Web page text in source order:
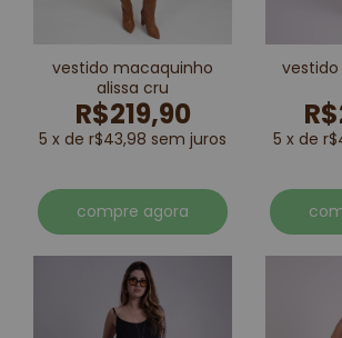
vestido macaquinho
alissa cru
R$219,90
5 x de r$43,98 sem juros
compre agora
5 x de